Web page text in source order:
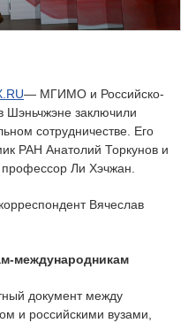
— МГИМО и Российско-
Шэньчжэне заключили
сотрудничестве. Его
РАН Анатолий Торкунов и
профессор Ли Хэчжан.
Вячеслав
международникам
документ между
и российскими вузами,